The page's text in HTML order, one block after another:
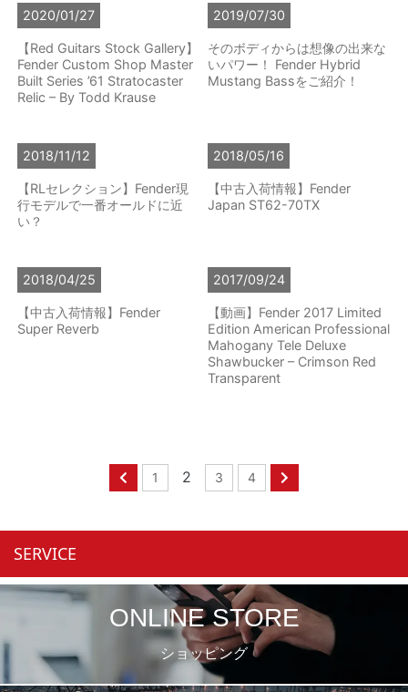
2020/01/27
【Red Guitars Stock Gallery】
Fender Custom Shop Master
Built Series ’61 Stratocaster
Relic – By Todd Krause
2019/07/30
そのボディからは想像の出来な
いパワー！ Fender Hybrid
Mustang Bassをご紹介！
2018/11/12
【RLセレクション】Fender現
行モデルで一番オールドに近
い？
2018/05/16
【中古入荷情報】Fender
Japan ST62-70TX
2018/04/25
【中古入荷情報】Fender
Super Reverb
2017/09/24
【動画】Fender 2017 Limited
Edition American Professional
Mahogany Tele Deluxe
Shawbucker – Crimson Red
Transparent
1 2 3 4
SERVICE
ONLINE STORE
ショッピング